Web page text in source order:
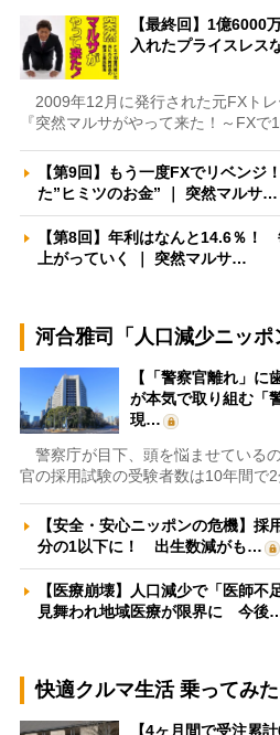
【最終回】1億6000
入れたプライスレス
2009年12月に発行された元FXト
『突然マルサがやって来た！～FXで
【第9回】もう一度FXでリベン
た”ヒミツのお金” ｜ 突然マルサ…
【第8回】年利はなんと14.6％！
上がっていく ｜ 突然マルサ…
河合雅司「人口減少ニッポ
【「警察官離れ」に
が本気で取り組む「
現…
警察庁が目下、頭を悩ませている
官の採用試験の受験者数は10年間で
【安全・安心ニッポンの危機】
分の1以下に！ 出生数減がも…
【医療崩壊】人口減少で「医師不
見舞われ地域医療が限界に 今後
快適クルマ生活 乗ってみ
【4ヶ月間で受注累